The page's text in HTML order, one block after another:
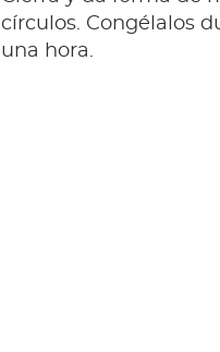
círculos. Congélalos
una hora.